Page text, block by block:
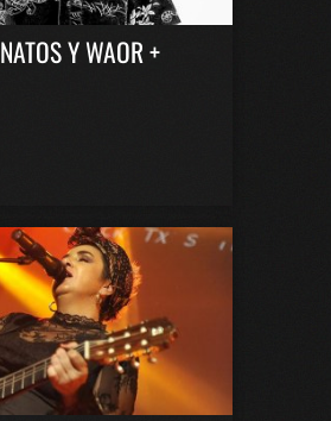
NATOS Y WAOR +